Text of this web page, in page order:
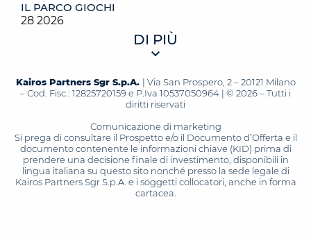
IL PARCO GIOCHI
28 2026
DI PIÙ
Kairos Partners Sgr S.p.A. | Via San Prospero, 2 – 20121 Milano
– Cod. Fisc.: 12825720159 e P.Iva 10537050964 | © 2026 – Tutti i
diritti riservati
Comunicazione di marketing
Si prega di consultare il Prospetto e/o il Documento d’Offerta e il
documento contenente le informazioni chiave (KID) prima di
prendere una decisione finale di investimento, disponibili in
lingua italiana su questo sito nonché presso la sede legale di
Kairos Partners Sgr S.p.A. e i soggetti collocatori, anche in forma
cartacea.